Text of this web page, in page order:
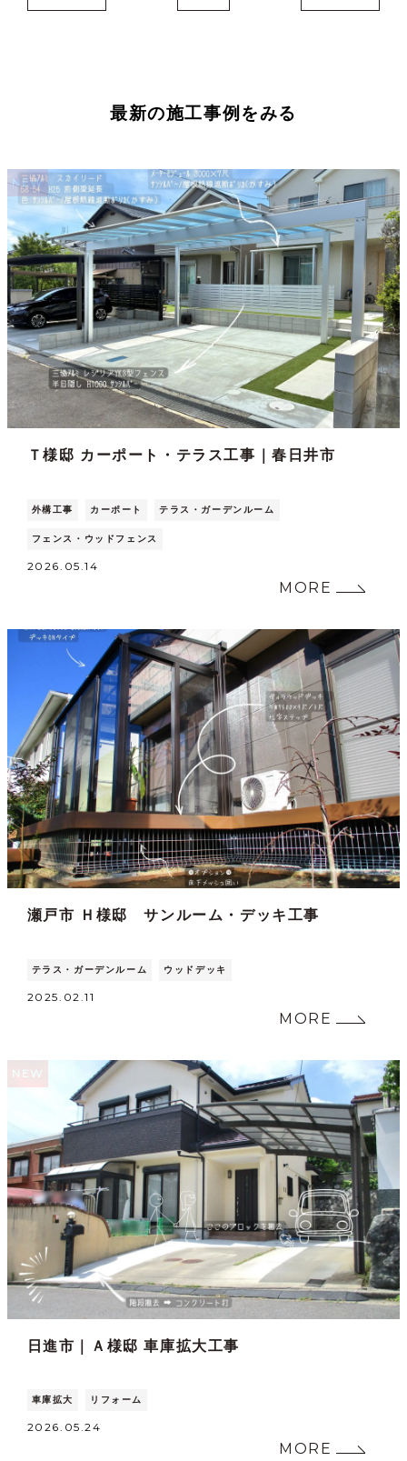
最新の施工事例をみる
NEW
Ｔ様邸 カーポート・テラス工事｜春日井市
外構工事 カーポート テラス・ガーデンルーム
フェンス・ウッドフェンス
2026.05.14
MORE
瀬戸市 Ｈ様邸 サンルーム・デッキ工事
テラス・ガーデンルーム ウッドデッキ
2025.02.11
MORE
NEW
日進市｜Ａ様邸 車庫拡大工事
車庫拡大 リフォーム
2026.05.24
MORE